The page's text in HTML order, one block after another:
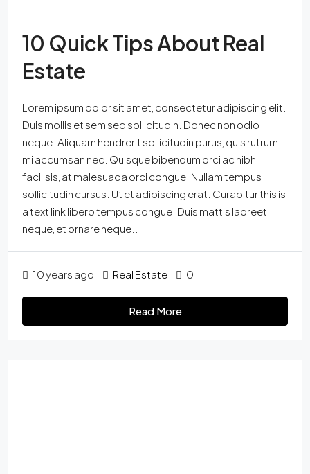
10 Quick Tips About Real
Estate
Lorem ipsum dolor sit amet, consectetur adipiscing elit.
Duis mollis et sem sed sollicitudin. Donec non odio
neque. Aliquam hendrerit sollicitudin purus, quis rutrum
mi accumsan nec. Quisque bibendum orci ac nibh
facilisis, at malesuada orci congue. Nullam tempus
sollicitudin cursus. Ut et adipiscing erat. Curabitur this is
a text link libero tempus congue. Duis mattis laoreet
neque, et ornare neque...
10 years ago Real Estate 0
Read More